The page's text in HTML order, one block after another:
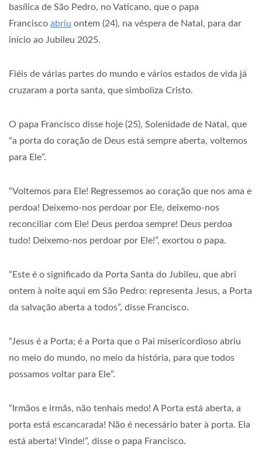
basílica de São Pedro, no Vaticano, que o papa
Francisco abriu ontem (24), na véspera de Natal, para dar
início ao Jubileu 2025.
Fiéis de várias partes do mundo e vários estados de vida já
cruzaram a porta santa, que simboliza Cristo.
O papa Francisco disse hoje (25), Solenidade de Natal, que
“a porta do coração de Deus está sempre aberta, voltemos
para Ele”.
“Voltemos para Ele! Regressemos ao coração que nos ama e
perdoa! Deixemo-nos perdoar por Ele, deixemo-nos
reconciliar com Ele! Deus perdoa sempre! Deus perdoa
tudo! Deixemo-nos perdoar por Ele!”, exortou o papa.
“Este é o significado da Porta Santa do Jubileu, que abri
ontem à noite aqui em São Pedro: representa Jesus, a Porta
da salvação aberta a todos”, disse Francisco.
“Jesus é a Porta; é a Porta que o Pai misericordioso abriu
no meio do mundo, no meio da história, para que todos
possamos voltar para Ele”.
“Irmãos e irmãs, não tenhais medo! A Porta está aberta, a
porta está escancarada! Não é necessário bater à porta. Ela
está aberta! Vinde!”, disse o papa Francisco.